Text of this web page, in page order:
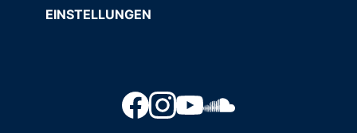
EINSTELLUNGEN